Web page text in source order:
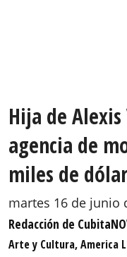
Hija de
agencia de
miles de
martes 16 de junio
Redacción de
Arte y Cultura, America